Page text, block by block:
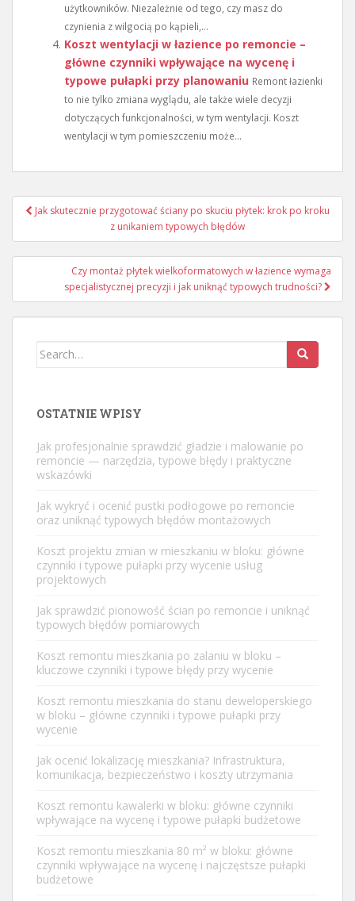
użytkowników. Niezależnie od tego, czy masz do
czynienia z wilgocią po kąpieli,...
Koszt wentylacji w łazience po remoncie –
główne czynniki wpływające na wycenę i
typowe pułapki przy planowaniu Remont łazienki
to nie tylko zmiana wyglądu, ale także wiele decyzji
dotyczących funkcjonalności, w tym wentylacji. Koszt
wentylacji w tym pomieszczeniu może...
Nawigacja
Jak skutecznie przygotować ściany po skuciu płytek: krok po kroku
z unikaniem typowych błędów
Czy montaż płytek wielkoformatowych w łazience wymaga
specjalistycznej precyzji i jak uniknąć typowych trudności?
Search
OSTATNIE WPISY
Jak profesjonalnie sprawdzić gładzie i malowanie po
remoncie — narzędzia, typowe błędy i praktyczne
wskazówki
Jak wykryć i ocenić pustki podłogowe po remoncie
oraz uniknąć typowych błędów montażowych
Koszt projektu zmian w mieszkaniu w bloku: główne
czynniki i typowe pułapki przy wycenie usług
projektowych
Jak sprawdzić pionowość ścian po remoncie i uniknąć
typowych błędów pomiarowych
Koszt remontu mieszkania po zalaniu w bloku –
kluczowe czynniki i typowe błędy przy wycenie
Koszt remontu mieszkania do stanu deweloperskiego
w bloku – główne czynniki i typowe pułapki przy
wycenie
Jak ocenić lokalizację mieszkania? Infrastruktura,
komunikacja, bezpieczeństwo i koszty utrzymania
Koszt remontu kawalerki w bloku: główne czynniki
wpływające na wycenę i typowe pułapki budżetowe
Koszt remontu mieszkania 80 m² w bloku: główne
czynniki wpływające na wycenę i najczęstsze pułapki
budżetowe